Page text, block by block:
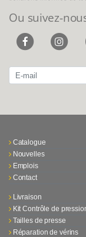
Ou suivez-
Catalogue
Nouvelles
Emplois
Contact
Livraison
Kit Contrôle de
Tailles de presse
Réparation de vérins